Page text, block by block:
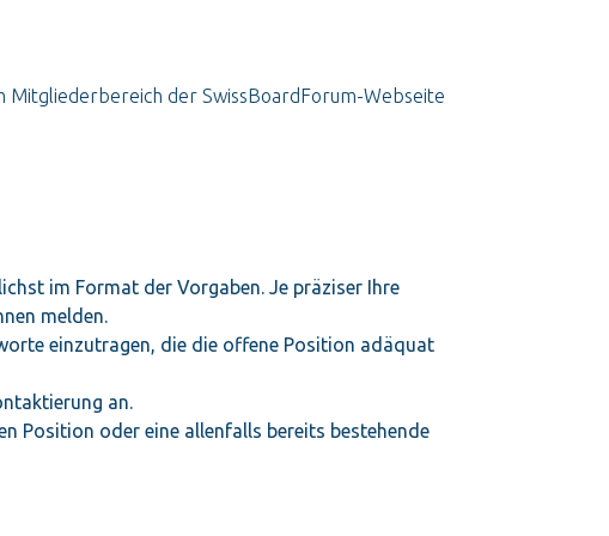
Mitgliederbereich der SwissBoardForum-Webseite
im Format der Vorgaben. Je präziser Ihre
melden.
einzutragen, die die offene Position adäquat
an.
Position oder eine allenfalls bereits bestehende